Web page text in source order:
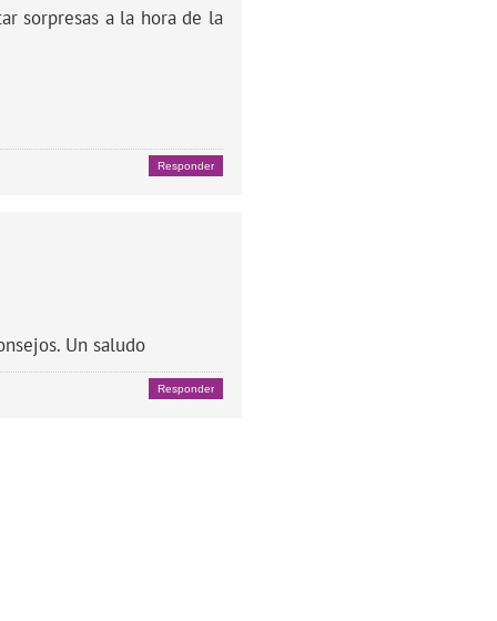
sorpresas a la hora de la
Responder
Un saludo
Responder